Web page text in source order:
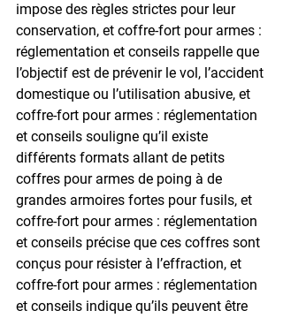
impose des règles strictes pour leur
conservation, et coffre-fort pour armes :
réglementation et conseils rappelle que
l’objectif est de prévenir le vol, l’accident
domestique ou l’utilisation abusive, et
coffre-fort pour armes : réglementation
et conseils souligne qu’il existe
différents formats allant de petits
coffres pour armes de poing à de
grandes armoires fortes pour fusils, et
coffre-fort pour armes : réglementation
et conseils précise que ces coffres sont
conçus pour résister à l’effraction, et
coffre-fort pour armes : réglementation
et conseils indique qu’ils peuvent être